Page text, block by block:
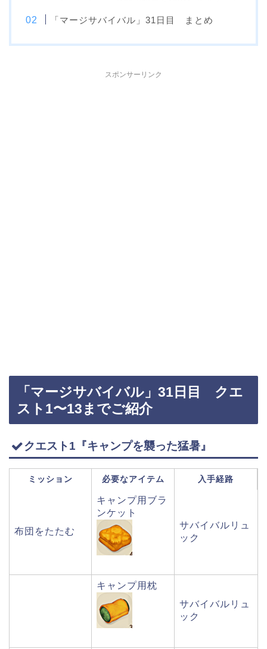
「マージサバイバル」31日目 まとめ
スポンサーリンク
「マージサバイバル」31日目 クエ
スト1〜13までご紹介
クエスト1『キャンプを襲った猛暑』
ミッション 必要なアイテム 入手経路
布団をたたむ
キャンプ用ブラ
ンケット
サバイバルリュ
ック
キャンプ用枕
サバイバルリュ
ック